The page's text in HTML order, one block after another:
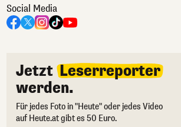
Social Media
Jetzt Leserreporter
werden.
Für jedes Foto in "Heute" oder jedes Video
auf Heute.at gibt es 50 Euro.